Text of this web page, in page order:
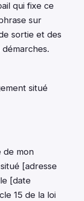
qui fixe ce
sur
sortie et des
situé
de mon
[adresse
[date
15 de la loi